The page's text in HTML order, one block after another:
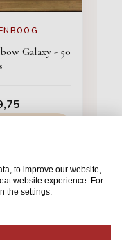
Galaxy - 50
to improve our website,
website experience. For
the settings.